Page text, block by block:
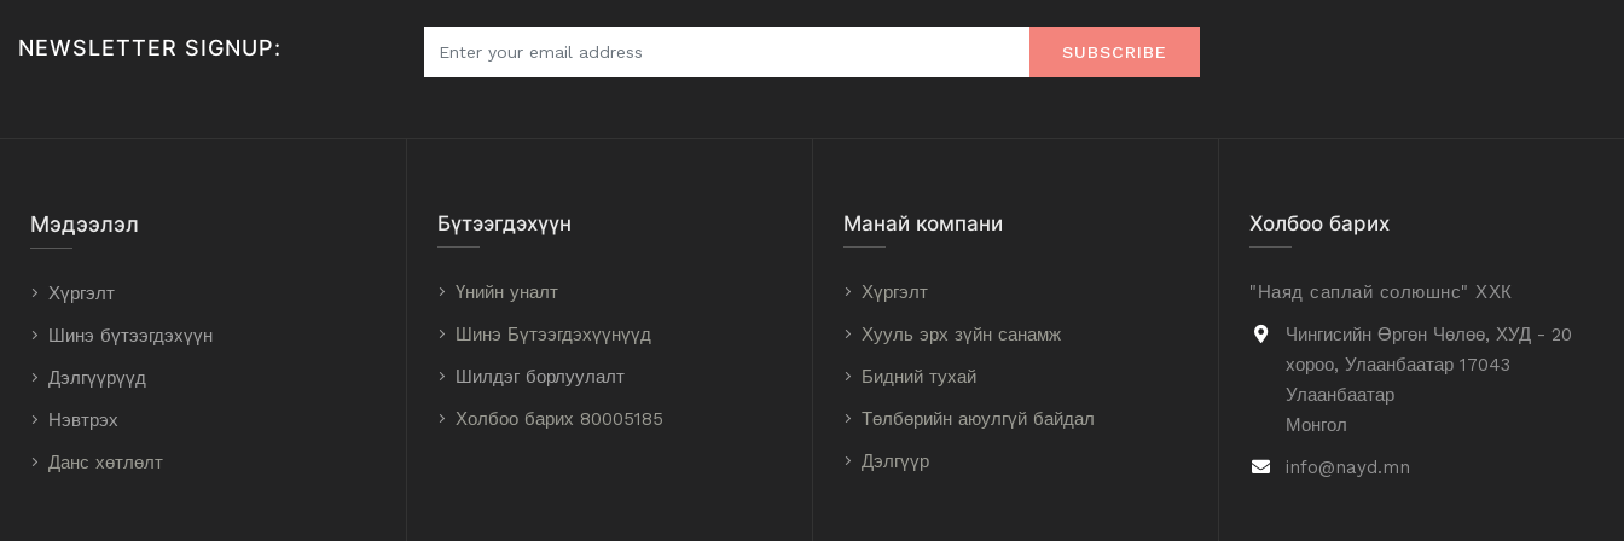
NEWSLETTER SIGNUP: SUBSCRIBE
Мэдээлэл
Хүргэлт
Шинэ бүтээгдэхүүн
Дэлгүүрүүд
Нэвтрэх
Данс хөтлөлт
Бүтээгдэхүүн
Үнийн уналт
Шинэ Бүтээгдэхүүнүүд
Шилдэг борлуулалт
Холбоо барих 80005185
Манай компани
Хүргэлт
Хууль эрх зүйн санамж
Бидний тухай
Төлбөрийн аюулгүй байдал
Дэлгүүр
Холбоо барих
"Наяд саплай солюшнс" ХХК
Чингисийн Өргөн Чөлөө, ХУД - 20
хороо, Улаанбаатар 17043
Улаанбаатар
Монгол
info@nayd.mn